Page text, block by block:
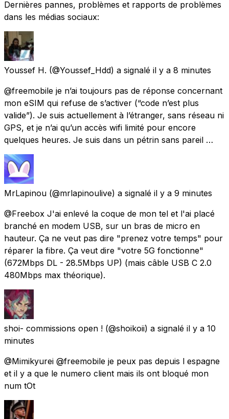
Dernières pannes, problèmes et rapports de problèmes
dans les médias sociaux:
Youssef H. (@Youssef_Hdd) a signalé il y a 8 minutes
@freemobile je n’ai toujours pas de réponse concernant
mon eSIM qui refuse de s’activer (“code n’est plus
valide”). Je suis actuellement à l’étranger, sans réseau ni
GPS, et je n’ai qu’un accès wifi limité pour encore
quelques heures. Je suis dans un pétrin sans pareil …
MrLapinou (@mrlapinoulive) a signalé il y a 9 minutes
@Freebox J'ai enlevé la coque de mon tel et l'ai placé
branché en modem USB, sur un bras de micro en
hauteur. Ça ne veut pas dire "prenez votre temps" pour
réparer la fibre. Ça veut dire "votre 5G fonctionne"
(672Mbps DL - 28.5Mbps UP) (mais câble USB C 2.0
480Mbps max théorique).
shoi- commissions open ! (@shoikoii) a signalé il y a 10
minutes
@Mimikyurei @freemobile je peux pas depuis l espagne
et il y a que le numero client mais ils ont bloqué mon
num tOt